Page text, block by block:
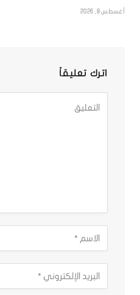
أغسطس 8, 2026
اترك تعليقاً